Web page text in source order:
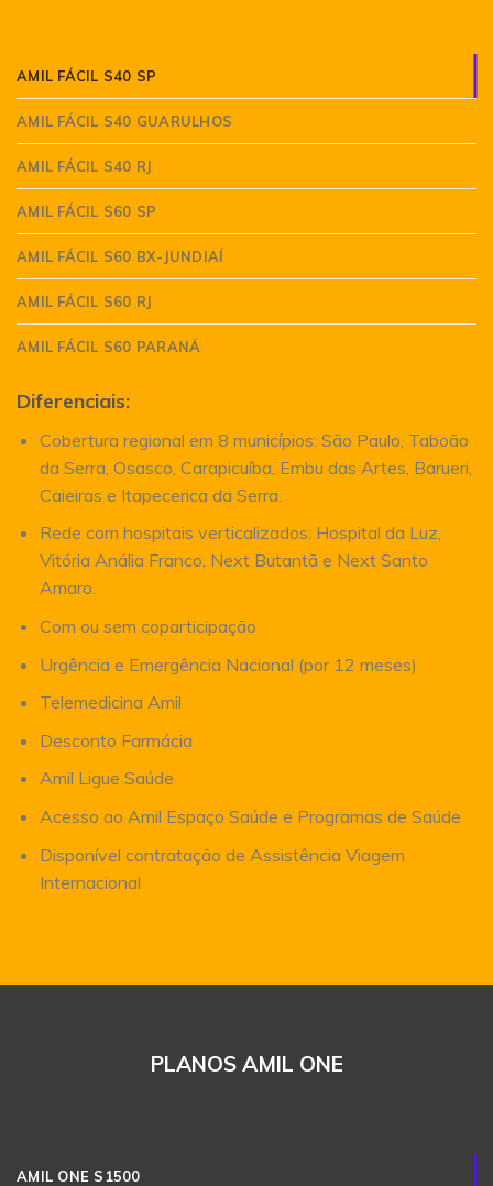
AMIL FÁCIL S40 SP
AMIL FÁCIL S40 GUARULHOS
AMIL FÁCIL S40 RJ
AMIL FÁCIL S60 SP
AMIL FÁCIL S60 BX-JUNDIAÍ
AMIL FÁCIL S60 RJ
AMIL FÁCIL S60 PARANÁ
Diferenciais:
Cobertura regional em 8 municípios: São Paulo, Taboão
da Serra, Osasco, Carapicuíba, Embu das Artes, Barueri,
Caieiras e Itapecerica da Serra.
Rede com hospitais verticalizados: Hospital da Luz,
Vitória Anália Franco, Next Butantã e Next Santo
Amaro.
Com ou sem coparticipação
Urgência e Emergência Nacional (por 12 meses)
Telemedicina Amil
Desconto Farmácia
Amil Ligue Saúde
Acesso ao Amil Espaço Saúde e Programas de Saúde
Disponível contratação de Assistência Viagem
Internacional
PLANOS AMIL ONE
AMIL ONE S1500